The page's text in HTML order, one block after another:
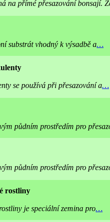
na přímé přesazování bonsají.
substrát vhodný k výsadbě a…
se používá při přesazování a…
půdním prostředím pro
půdním prostředím pro
rostliny
je speciální zemina pro…